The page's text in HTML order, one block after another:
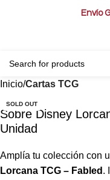
Envío
Inicio Cartas TCG
SOLD OUT
Sobre Disney
Unidad
Amplía tu colección con
Lorcana TCG – Fabled .